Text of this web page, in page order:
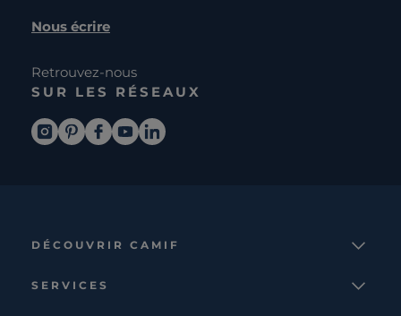
Nous écrire
Retrouvez-nous
SUR LES RÉSEAUX
DÉCOUVRIR CAMIF
SERVICES